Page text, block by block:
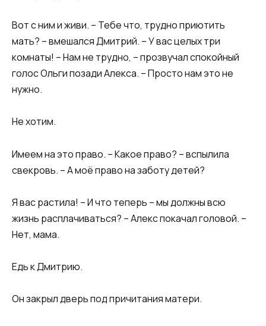
Вот с ним и живи. – Тебе что, трудно приютить
мать? – вмешался Дмитрий. – У вас целых три
комнаты! – Нам не трудно, – прозвучал спокойный
голос Ольги позади Алекса. – Просто нам это не
нужно.
Не хотим.
Имеем на это право. – Какое право? – вспылила
свекровь. – А моё право на заботу детей?
Я вас растила! – И что теперь – мы должны всю
жизнь расплачиваться? – Алекс покачал головой. –
Нет, мама.
Едь к Дмитрию.
Он закрыл дверь под причитания матери.